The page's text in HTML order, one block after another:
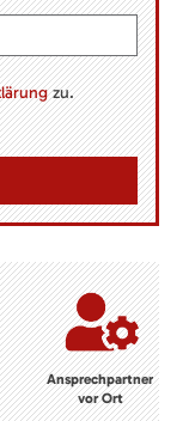
zu.
Ansprechpartner
vor Ort